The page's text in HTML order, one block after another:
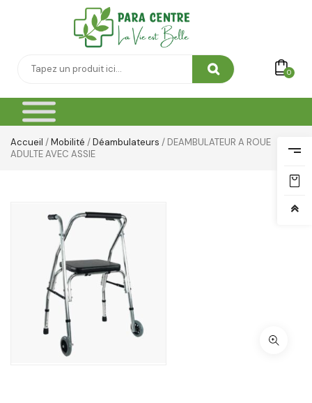
0
Accueil /Mobilité /Déambulateurs / DEAMBULATEUR A ROUE
ADULTE AVEC ASSIE
Soin Cicatrisante
SOIN DE CORPS
Soin Du Corps
Yeux & Lévres